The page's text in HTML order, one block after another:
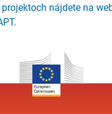
projektoch nájdete na